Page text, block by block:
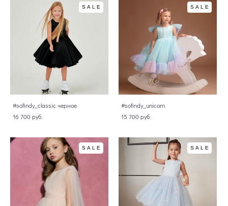
SALE
#sofindy_classic черное
16 700 pуб.
SALE
#sofindy_unicorn
15 700 pуб.
SALE SALE